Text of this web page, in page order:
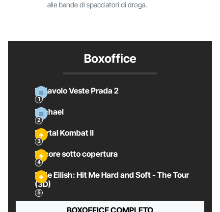
alle bande di spacciatori di droga.
Boxoffice
Il Diavolo Veste Prada 2
Michael
Mortal Kombat II
Pecore sotto copertura
Billie Eilish: Hit Me Hard and Soft - The Tour
(3D)